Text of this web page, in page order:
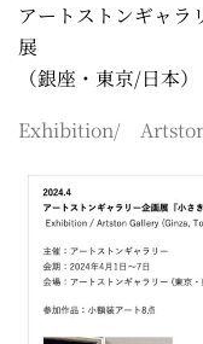
アートストンギャラ
展
（銀座・東京/日本）
Exhibition/ Artston